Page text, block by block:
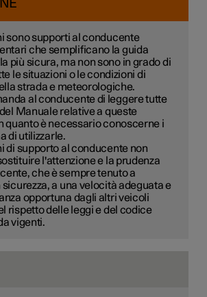
sono supporti al conducente
che semplificano la guida
più sicura, ma non sono in grado di
le situazioni o le condizioni di
strada e meteorologiche.
al conducente di leggere tutte
Manuale relative a queste
quanto è necessario conoscerne i
di utilizzarle.
di supporto al conducente non
l'attenzione e la prudenza
che è sempre tenuto a
a una velocità adeguata e
opportuna dagli altri veicoli
rispetto delle leggi e del codice
vigenti.